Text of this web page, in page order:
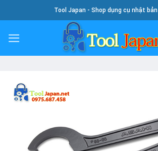
To
Content
Tool Japan - Shop dụng cụ nhật bản